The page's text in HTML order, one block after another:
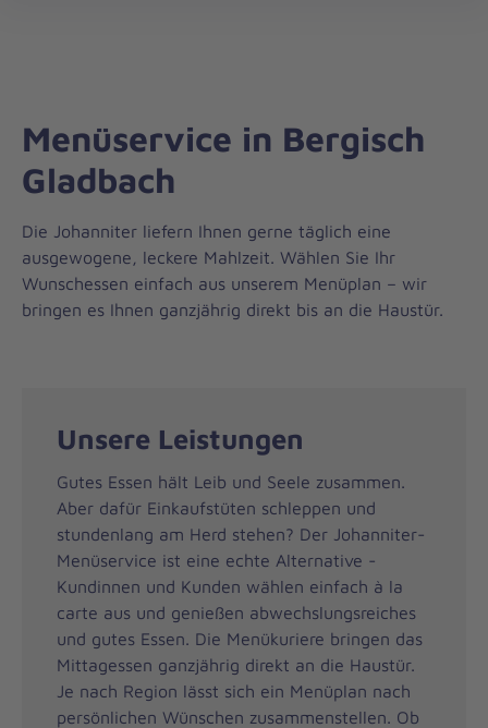
Menüservice in Bergisch
Gladbach
Die Johanniter liefern Ihnen gerne täglich eine
ausgewogene, leckere Mahlzeit. Wählen Sie Ihr
Wunschessen einfach aus unserem Menüplan – wir
bringen es Ihnen ganzjährig direkt bis an die Haustür.
Unsere Leistungen
Gutes Essen hält Leib und Seele zusammen.
Aber dafür Einkaufstüten schleppen und
stundenlang am Herd stehen? Der Johanniter-
Menüservice ist eine echte Alternative -
Kundinnen und Kunden wählen einfach à la
carte aus und genießen abwechslungsreiches
und gutes Essen. Die Menükuriere bringen das
Mittagessen ganzjährig direkt an die Haustür.
Je nach Region lässt sich ein Menüplan nach
persönlichen Wünschen zusammenstellen. Ob